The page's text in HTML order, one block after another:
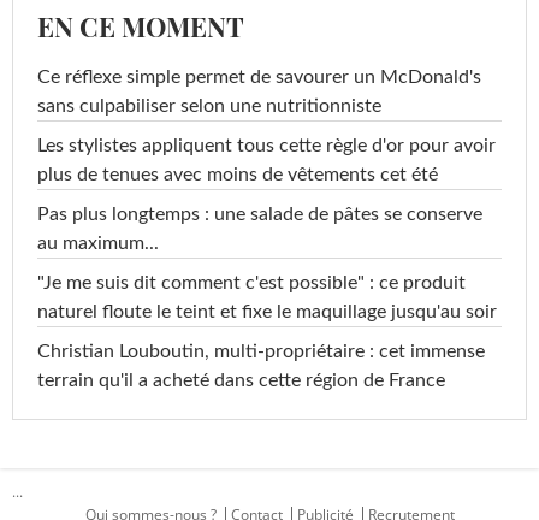
EN CE MOMENT
Ce réflexe simple permet de savourer un McDonald's
sans culpabiliser selon une nutritionniste
Les stylistes appliquent tous cette règle d'or pour avoir
plus de tenues avec moins de vêtements cet été
Pas plus longtemps : une salade de pâtes se conserve
au maximum...
"Je me suis dit comment c'est possible" : ce produit
naturel floute le teint et fixe le maquillage jusqu'au soir
Christian Louboutin, multi-propriétaire : cet immense
terrain qu'il a acheté dans cette région de France
...
Qui sommes-nous ?
Contact Publicité Recrutement